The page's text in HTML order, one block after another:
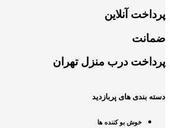
پرداخت آنلاین
ضمانت
پرداخت درب منزل تهران
دسته بندی های پربازدید
خوش بو کننده ها